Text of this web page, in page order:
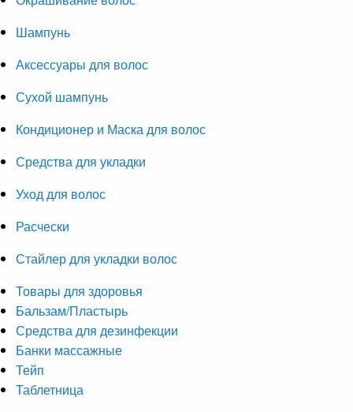
Шампунь
Аксессуары для волос
Сухой шампунь
Кондиционер и Маска для волос
Средства для укладки
Уход для волос
Расчески
Стайлер для укладки волос
Товары для здоровья
Бальзам/Пластырь
Средства для дезинфекции
Банки массажные
Тейп
Таблетница